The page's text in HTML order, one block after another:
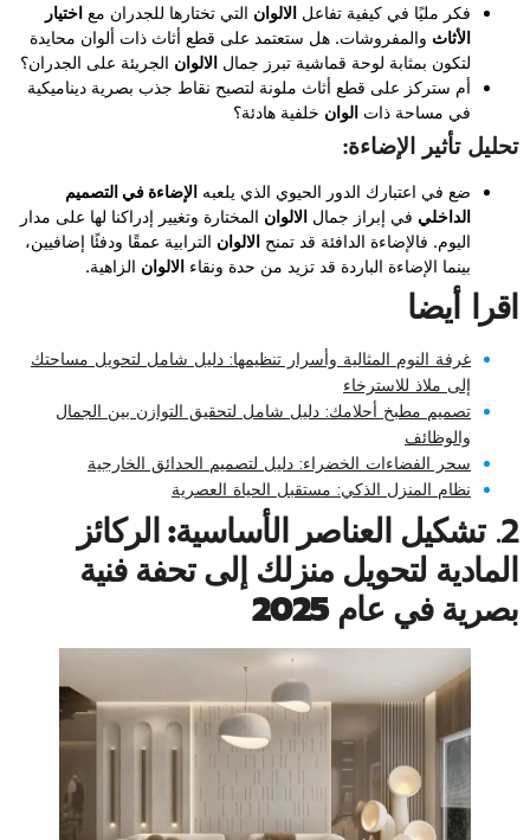
فكر مليًا في كيفية تفاعل الالوان التي تختارها للجدران مع اختيار
الأثاث والمفروشات. هل ستعتمد على قطع أثاث ذات ألوان محايدة
لتكون بمثابة لوحة قماشية تبرز جمال الالوان الجريئة على الجدران؟
أم ستركز على قطع أثاث ملونة لتصبح نقاط جذب بصرية ديناميكية
في مساحة ذات الوان خلفية هادئة؟
تحليل تأثير الإضاءة:
ضع في اعتبارك الدور الحيوي الذي يلعبه الإضاءة في التصميم
الداخلي في إبراز جمال الالوان المختارة وتغيير إدراكنا لها على مدار
اليوم. فالإضاءة الدافئة قد تمنح الالوان الترابية عمقًا ودفئًا إضافيين،
بينما الإضاءة الباردة قد تزيد من حدة ونقاء الالوان الزاهية.
اقرا أيضا
غرفة النوم المثالية وأسرار تنظيمها: دليل شامل لتحويل مساحتك
إلى ملاذ للاسترخاء
تصميم مطبخ أحلامك: دليل شامل لتحقيق التوازن بين الجمال
والوظائف
سحر الفضاءات الخضراء: دليل لتصميم الحدائق الخارجية
نظام المنزل الذكي: مستقبل الحياة العصرية
2. تشكيل العناصر الأساسية: الركائز
المادية لتحويل منزلك إلى تحفة فنية
بصرية في عام 2025